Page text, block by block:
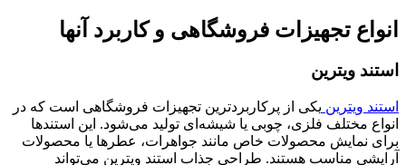
انواع تجهیزات فروشگاهی و کاربرد آنها
استند ویترین
استند ویترین یکی از پرکاربردترین تجهیزات فروشگاهی است که در
انواع مختلف فلزی، چوبی یا شیشه‌ای تولید می‌شود. این استندها
برای نمایش محصولات خاص مانند جواهرات، عطرها یا محصولات
آرایشی مناسب هستند. طراحی جذاب استند ویترین می‌تواند